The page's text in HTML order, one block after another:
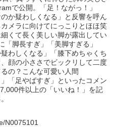
で公開。「足！ながっ！」
か疑わしくなる」と反響を呼ん
メラに向けてにっこりとほほ笑
くて長く美しい脚が露出してい
脚長すぎ」「美脚すぎる」
わしくなる」「膝下めちゃくち
顔の小ささでビックリして二度
の？こんな可愛い人間
「足やばすぎ」といったコメン
件以上の「いいね！」を記
N0075101